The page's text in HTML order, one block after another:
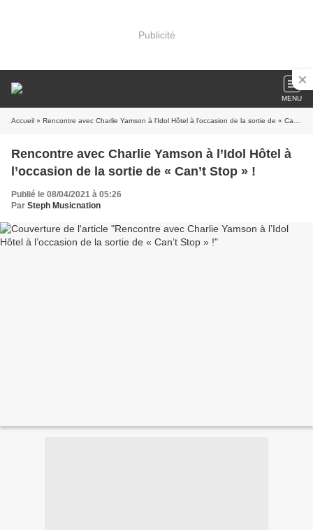
Publicité
MENU
Accueil » Rencontre avec Charlie Yamson à l’Idol Hôtel à l’occasion de la sortie de « Can’t Stop » !
Rencontre avec Charlie Yamson à l’Idol Hôtel à
l’occasion de la sortie de « Can’t Stop » !
Publié le 08/04/2021 à 05:26
Par Steph Musicnation